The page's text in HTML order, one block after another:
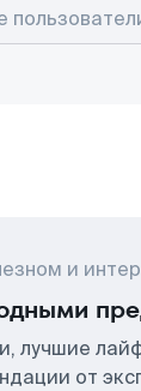
и
лучшие
от